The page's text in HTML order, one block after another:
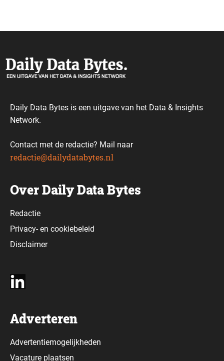
Daily Data Bytes is een uitgave van het Data & Insights
Network.
Contact met de redactie? Mail naar
redactie@dailydatabytes.nl
Over Daily Data Bytes
Redactie
Privacy-en cookiebeleid
Disclaimer
Adverteren
Advertentiemogelijkheden
Vacature plaatsen